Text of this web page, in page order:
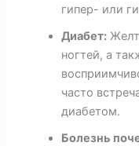
гипер- или
Диабет:
ногтей, а
часто
диабетом.
Болезнь